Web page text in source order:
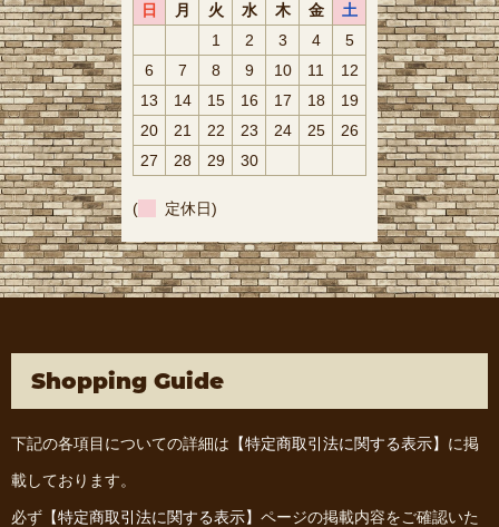
日 月 火 水 木 金
土
1
2 3 4
5
6
7 8 9 10 11
12
13
14 15 16 17 18
19
20
21 22 23 24 25
26
27
28 29 30
( 定休日)
Shopping Guide
下記の各項目についての詳細は 【特定商取引法に関する表示】 に掲
載しております。
必ず 【特定商取引法に関する表示】 ページの掲載内容をご確認いた